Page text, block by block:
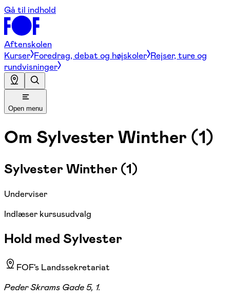
Gå til indhold
Aftenskolen
Kurser Foredrag, debat og højskoler Rejser, ture og
rundvisninger
Open menu
Om Sylvester Winther (1)
Sylvester Winther (1)
Underviser
Indlæser kursusudvalg
Hold med Sylvester
FOF's Landssekretariat
Peder Skrams Gade 5, 1.